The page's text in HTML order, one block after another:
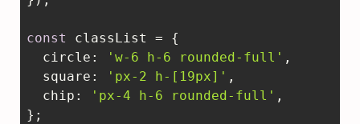
const classList = {
circle : 'w-6 h-6 rounded-full' ,
square : 'px-2 h-[19px]' ,
chip : 'px-4 h-6 rounded-full' ,
};